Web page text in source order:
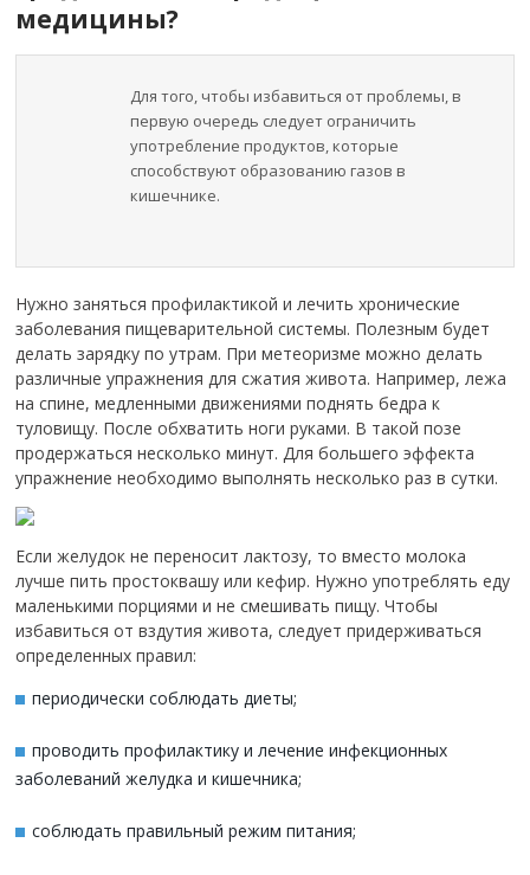
медицины?
Для того, чтобы избавиться от проблемы, в
первую очередь следует ограничить
употребление продуктов, которые
способствуют образованию газов в
кишечнике.
Нужно заняться профилактикой и лечить хронические
заболевания пищеварительной системы. Полезным будет
делать зарядку по утрам. При метеоризме можно делать
различные упражнения для сжатия живота. Например, лежа
на спине, медленными движениями поднять бедра к
туловищу. После обхватить ноги руками. В такой позе
продержаться несколько минут. Для большего эффекта
упражнение необходимо выполнять несколько раз в сутки.
Если желудок не переносит лактозу, то вместо молока
лучше пить простоквашу или кефир. Нужно употреблять еду
маленькими порциями и не смешивать пищу. Чтобы
избавиться от вздутия живота, следует придерживаться
определенных правил:
периодически соблюдать диеты;
проводить профилактику и лечение инфекционных
заболеваний желудка и кишечника;
соблюдать правильный режим питания;